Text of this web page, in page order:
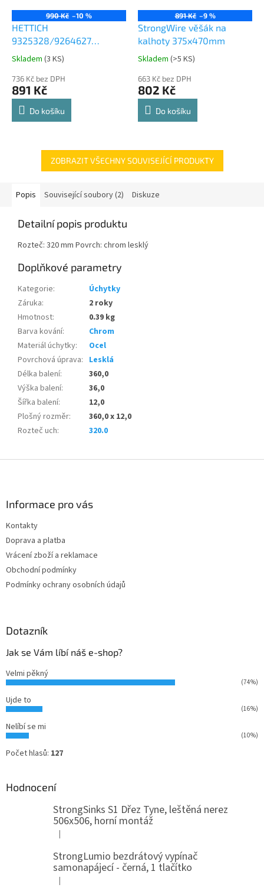
990 Kč –10 %
HETTICH
9325328/9264627
Comfort Spin 360° otočná
police 8kg
Průměrné
produktu
je
4,8
Skladem (3 KS)
736 Kč bez DPH
891 Kč
Do košíku
891 Kč –9 %
StrongWire věšák na
kalhoty 375x470mm
Průměrné
produktu
je
4,8
Skladem (>5 KS)
663 Kč bez DPH
802 Kč
Do košíku
ZOBRAZIT VŠECHNY SOUVISEJÍCÍ PRODUKTY
Popis Související soubory (2) Diskuze
Detailní popis produktu
Rozteč: 320 mm Povrch: chrom lesklý
Doplňkové parametry
Kategorie:
Úchytky
Záruka:
2 roky
Hmotnost:
0.39 kg
Barva kování:
Chrom
Materiál úchytky:
Ocel
Povrchová úprava: Lesklá
Délka balení:
360,0
Výška balení:
36,0
Šířka balení:
12,0
Plošný rozměr:
360,0 x 12,0
Rozteč uch: 320.0
Informace pro vás
Kontakty
Doprava a platba
Vrácení zboží a reklamace
Obchodní podmínky
Podmínky ochrany osobních údajů
Dotazník
Jak se Vám líbí náš e-shop?
Velmi pěkný
(74%)
Ujde to
(16%)
Nelíbí se mi
(10%)
Počet hlasů: 127
Hodnocení
StrongSinks S1 Dřez Tyne, leštěná nerez
506x506, horní montáž
Hodnocení produktu je 5 z 5 hvězdiček.
|
StrongLumio bezdrátový vypínač
samonapájecí - černá, 1 tlačítko
Hodnocení produktu je 4 z 5 hvězdiček.
|